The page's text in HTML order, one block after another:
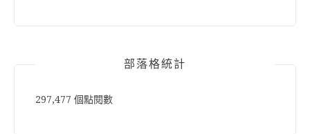
部落格統計
297,477 個點閱數